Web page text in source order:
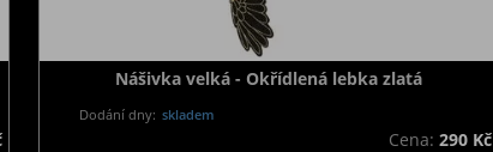
Nášivka velká - Okřídlená lebka zlatá
Dodání dny: skladem
Cena: 290 Kč